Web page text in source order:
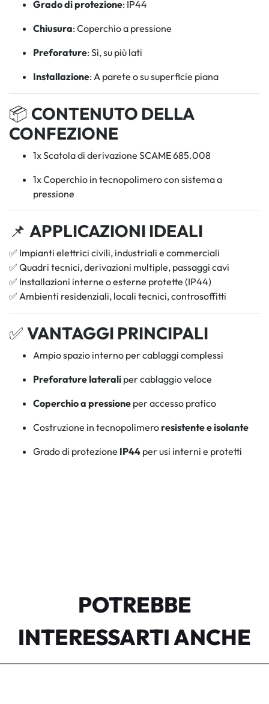
Grado di protezione: IP44
Chiusura: Coperchio a pressione
Preforature: Sì, su più lati
Installazione: A parete o su superficie piana
📦 CONTENUTO DELLA
CONFEZIONE
1x Scatola di derivazione SCAME 685.008
1x Coperchio in tecnopolimero con sistema a
pressione
📌 APPLICAZIONI IDEALI
✅ Impianti elettrici civili, industriali e commerciali
✅ Quadri tecnici, derivazioni multiple, passaggi cavi
✅ Installazioni interne o esterne protette (IP44)
✅ Ambienti residenziali, locali tecnici, controsoffitti
✅ VANTAGGI PRINCIPALI
Ampio spazio interno per cablaggi complessi
Preforature laterali per cablaggio veloce
Coperchio a pressione per accesso pratico
Costruzione in tecnopolimeroresistente e isolante
Grado di protezione IP44 per usi interni e protetti
POTREBBE
INTERESSARTI ANCHE